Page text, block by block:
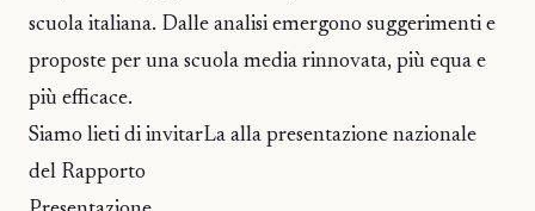
scuola italiana. Dalle analisi emergono suggerimenti e
proposte per una scuola media rinnovata, più equa e
più efficace.
Siamo lieti di invitarLa alla presentazione nazionale
del Rapporto